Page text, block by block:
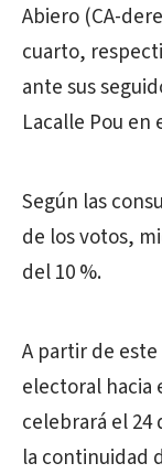
Abiero (CA-
cuarto,
ante sus
Lacalle Pou en
Según las
de los votos,
del 10 %.
A partir de
electoral hacia
celebrará el
la continuidad